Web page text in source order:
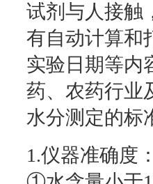
试剂与人接触
有自动计算和
实验日期等内
药、农药行业
水分测定的标
1.仪器准确度：